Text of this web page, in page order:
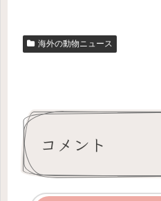
海外の動物ニュース
コメント